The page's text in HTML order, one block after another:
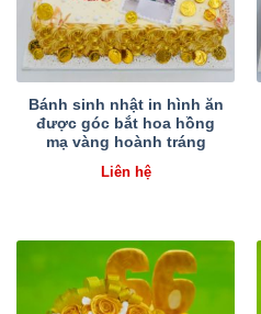
Bánh sinh nhật in hình ăn
được góc bắt hoa hồng
mạ vàng hoành tráng
Liên hệ